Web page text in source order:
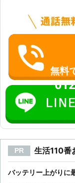
無料
PR 生活110番
バッテリー上がりに